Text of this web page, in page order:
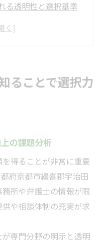
る透明性と選択基準
見極めるための視点
びの視点
ぶための基本要素と
護士のサービス比
ら見る信頼性の判断
ための弁護士見極め
町で弁護士を探す
ることで選択力
の課題分析
得ることが非常に重要
府京都市綴喜郡宇治田
所や弁護士の情報が限
や相談体制の充実が求
専門分野の明示と透明